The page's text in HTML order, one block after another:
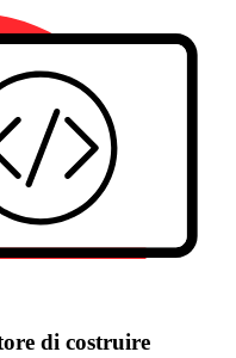
di costruire